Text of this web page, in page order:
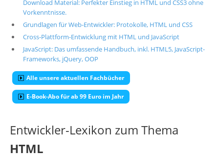
Download Material: Perfekter Einstieg in HTML und CSS3 ohne
Vorkenntnisse.
Grundlagen für Web-Entwickler: Protokolle, HTML und CSS
Cross-Plattform-Entwicklung mit HTML und JavaScript
JavaScript: Das umfassende Handbuch, inkl. HTML5, JavaScript-
Frameworks, jQuery, OOP
Alle unsere aktuellen Fachbücher
E-Book-Abo für ab 99 Euro im Jahr
Entwickler-Lexikon zum Thema
HTML